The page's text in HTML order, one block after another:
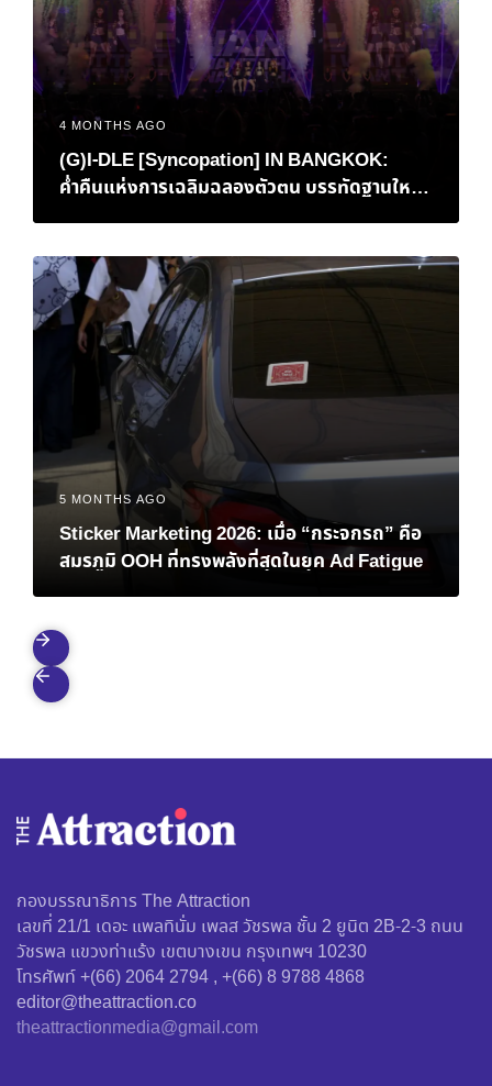
4 MONTHS AGO
(G)I-DLE [Syncopation] IN BANGKOK:
ค่ำคืนแห่งการเฉลิมฉลองตัวตน บรรทัดฐานใหม่
5 MONTHS AGO
Sticker Marketing 2026: เมื่อ “กระจกรถ” คือ
สมรภูมิ OOH ที่ทรงพลังที่สุดในยุค Ad Fatigue
กองบรรณาธิการ The Attraction
เลขที่ 21/1 เดอะ แพลทินั่ม เพลส วัชรพล ชั้น 2 ยูนิต 2B-2-3 ถนน
วัชรพล แขวงท่าแร้ง เขตบางเขน กรุงเทพฯ 10230
โทรศัพท์ +(66) 2064 2794 , +(66) 8 9788 4868
editor@theattraction.co
theattractionmedia@gmail.com